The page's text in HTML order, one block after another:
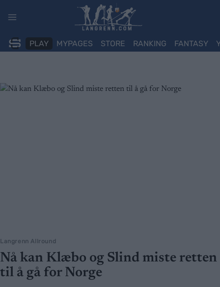
PLAY MYPAGES STORE RANKING FANTASY
Langrenn Allround
Nå kan Klæbo og Slind miste retten
til å gå for Norge